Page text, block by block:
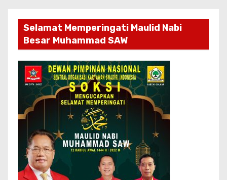
Selamat Memperingati Maulid Nabi
Besar Muhammad SAW